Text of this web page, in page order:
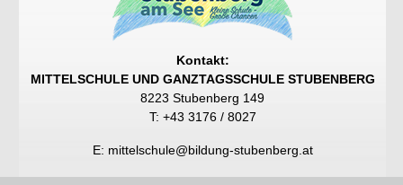
Kontakt:
MITTELSCHULE UND GANZTAGSSCHULE STUBENBERG
8223 Stubenberg 149
T: +43 3176 / 8027
E: mittelschule@bildung-stubenberg.at